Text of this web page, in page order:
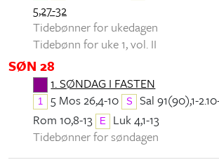
5,27-32
Tidebønner for ukedagen
Tidebønn for uke 1, vol. II
SØN 28
1. SØNDAG I FASTEN
1 5 Mos 26,4-10 S Sal 91(90),1-2.10-
Rom 10,8-13 E
Luk 4,1-13
Tidebønner for søndagen